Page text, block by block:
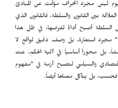
ليس مجرد انحراف مؤقت عن المبادئ
بين القانون والسلطة، فالقانون الذي
السلطة أصبح أداةً لفرضها، في ظل هذا
مجرد استعارة، بل وصف دقيق لواقعٍ لا
بل محوراً أساسياً في آلية الحكم، عند
والسياسي لتصبح أزمة في "مفهوم
بل يتآكل معناها أيضاً.